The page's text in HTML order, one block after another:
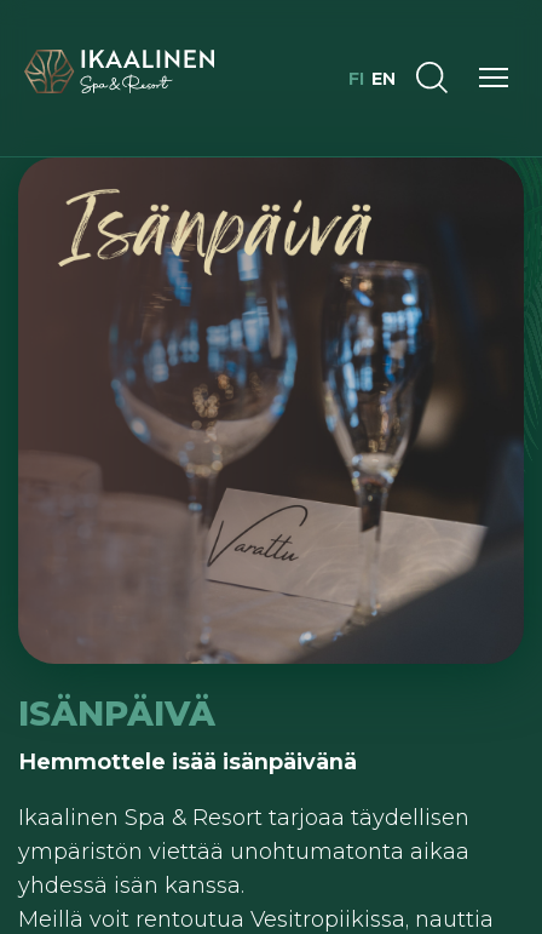
FI EN
ISÄNPÄIVÄ
Hemmottele isää isänpäivänä
Ikaalinen Spa & Resort tarjoaa täydellisen
ympäristön viettää unohtumatonta aikaa
yhdessä isän kanssa.
Meillä voit rentoutua Vesitropiikissa, nauttia